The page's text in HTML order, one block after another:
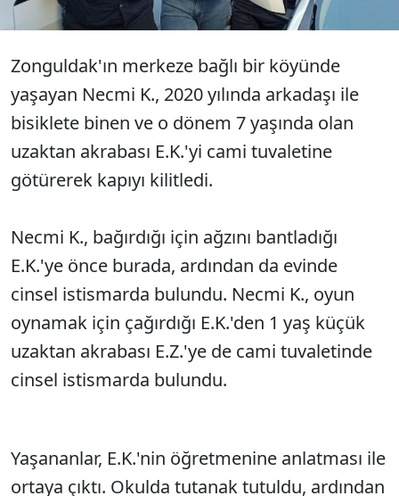
Zonguldak'ın merkeze bağlı bir köyünde
yaşayan Necmi K., 2020 yılında arkadaşı ile
bisiklete binen ve o dönem 7 yaşında olan
uzaktan akrabası E.K.'yi cami tuvaletine
götürerek kapıyı kilitledi.
Necmi K., bağırdığı için ağzını bantladığı
E.K.'ye önce burada, ardından da evinde
cinsel istismarda bulundu. Necmi K., oyun
oynamak için çağırdığı E.K.'den 1 yaş küçük
uzaktan akrabası E.Z.'ye de cami tuvaletinde
cinsel istismarda bulundu.
Yaşananlar, E.K.'nin öğretmenine anlatması ile
ortaya çıktı. Okulda tutanak tutuldu, ardından